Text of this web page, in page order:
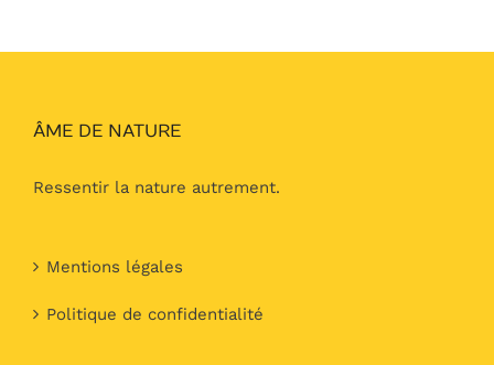
ÂME DE NATURE
Ressentir la nature autrement.
Mentions légales
Politique de confidentialité